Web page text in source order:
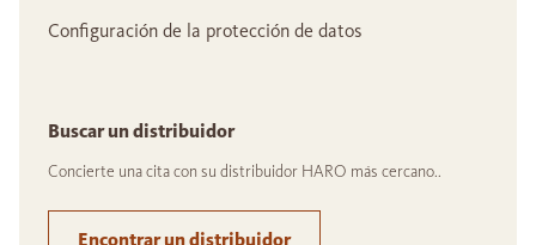
Configuración de la protección de datos
Buscar un distribuidor
Concierte una cita con su distribuidor HARO más cercano..
Encontrar un distribuidor